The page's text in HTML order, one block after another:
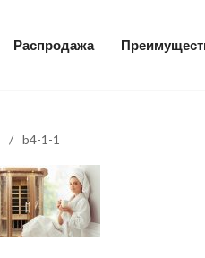
Распродажа
/ b4-1-1